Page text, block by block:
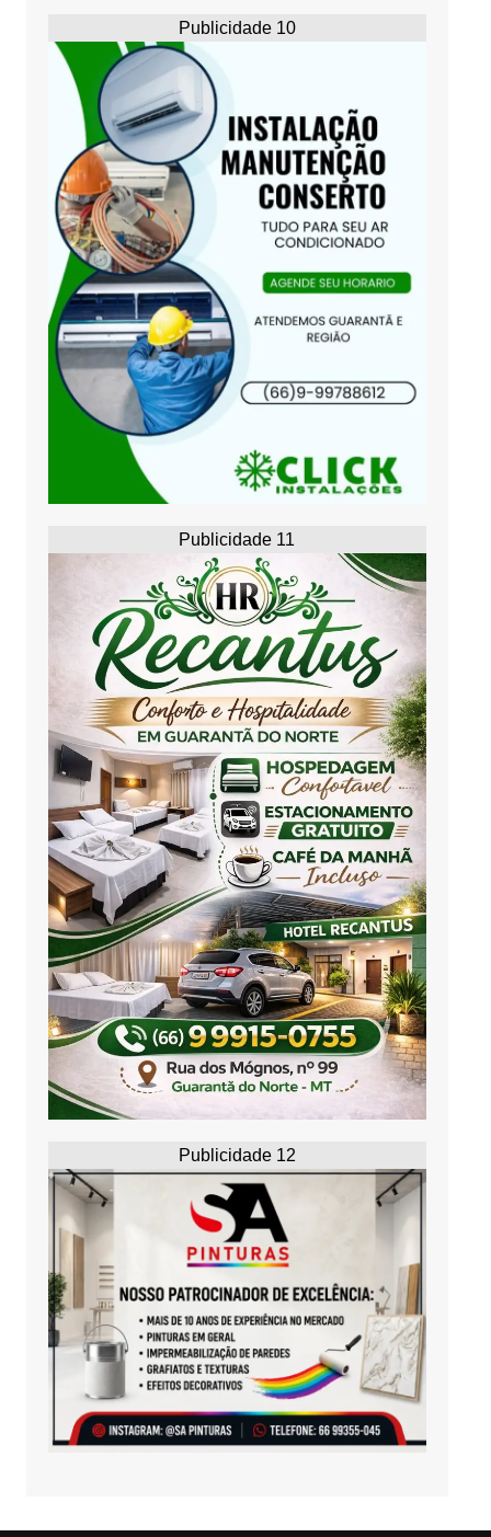
Publicidade 10
Publicidade 11
Publicidade 12